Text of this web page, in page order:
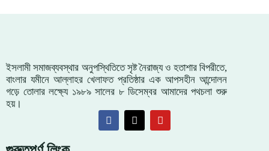
ইসলামী সমাজব্যবস্থার অনুপস্থিতিতে সৃষ্ট নৈরাজ্য ও হতাশার বিপরীতে,
বাংলার যমীনে আল্লাহর খেলাফত প্রতিষ্ঠার এক আপসহীন আন্দোলন
গড়ে তোলার লক্ষ্যে ১৯৮৯ সালের ৮ ডিসেম্বর আমাদের পথচলা শুরু
হয়।